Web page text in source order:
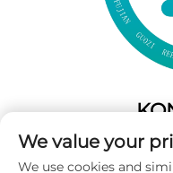
Add: 50 Gaofeng South
We value your
We use cookies and